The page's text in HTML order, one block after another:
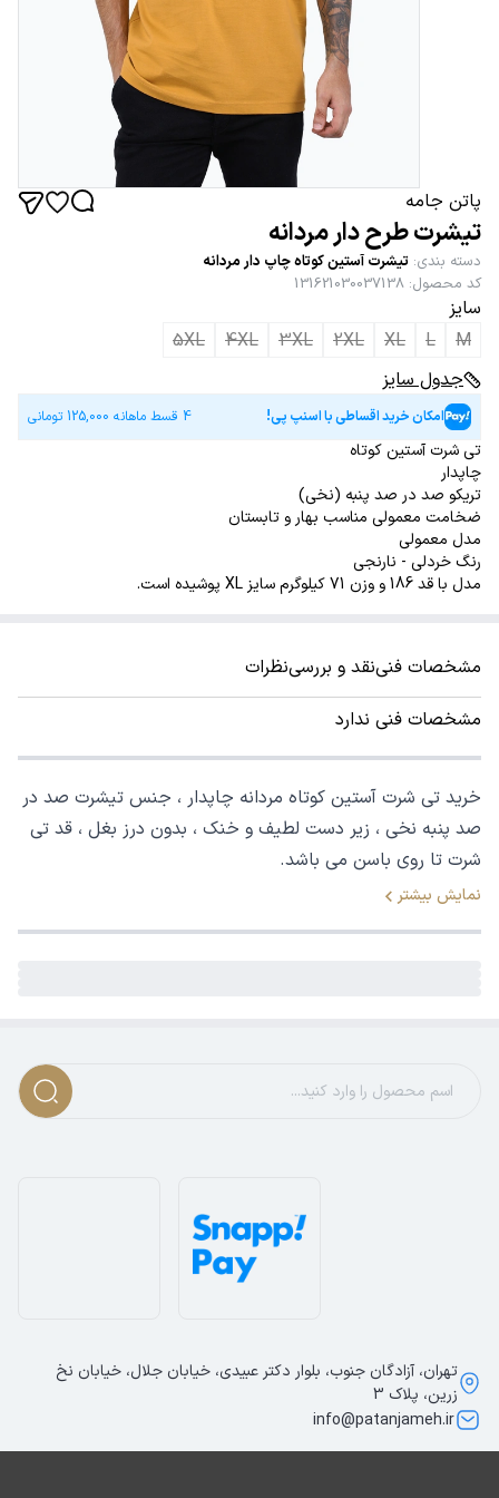
پاتن جامه
تیشرت طرح دار مردانه
دسته بندی: تیشرت آستین کوتاه چاپ دار مردانه
کد محصول:
131621030037138
سایز
M
L
XL
2XL
3XL
4XL
5XL
جدول سایز
امکان خرید اقساطی با اسنپ پی! 4 قسط ماهانه 125,000 تومانی
تی شرت آستین کوتاه
چاپدار
تریکو صد در صد پنبه (نخی)
ضخامت معمولی مناسب بهار و تابستان
مدل معمولی
رنگ خردلی - نارنجی
مدل با قد 186 و وزن 71 کیلوگرم سایز XL پوشیده است.
مشخصات فنینقد و بررسینظرات
مشخصات فنی ندارد
خرید تی شرت آستین کوتاه مردانه چاپدار ، جنس تیشرت صد در
صد پنبه نخی ، زیر دست لطیف و خنک ، بدون درز بغل ، قد تی
شرت تا روی باسن می باشد.
نمایش بیشتر
تهران، آزادگان جنوب، بلوار دکتر عبیدی، خیابان جلال، خیابان نخ
زرین، پلاک 3
info@patanjameh.ir